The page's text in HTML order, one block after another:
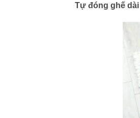
Tự đóng ghế dài